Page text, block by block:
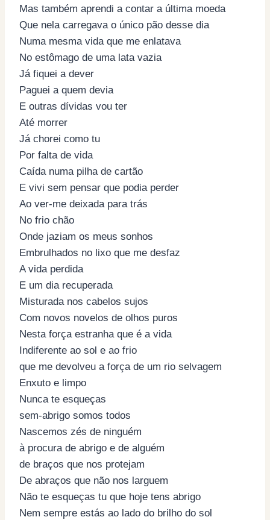
Mas também aprendi a contar a última moeda
Que nela carregava o único pão desse dia
Numa mesma vida que me enlatava
No estômago de uma lata vazia
Já fiquei a dever
Paguei a quem devia
E outras dívidas vou ter
Até morrer
Já chorei como tu
Por falta de vida
Caída numa pilha de cartão
E vivi sem pensar que podia perder
Ao ver-me deixada para trás
No frio chão
Onde jaziam os meus sonhos
Embrulhados no lixo que me desfaz
A vida perdida
E um dia recuperada
Misturada nos cabelos sujos
Com novos novelos de olhos puros
Nesta força estranha que é a vida
Indiferente ao sol e ao frio
que me devolveu a força de um rio selvagem
Enxuto e limpo
Nunca te esqueças
sem-abrigo somos todos
Nascemos zés de ninguém
à procura de abrigo e de alguém
de braços que nos protejam
De abraços que não nos larguem
Não te esqueças tu que hoje tens abrigo
Nem sempre estás ao lado do brilho do sol